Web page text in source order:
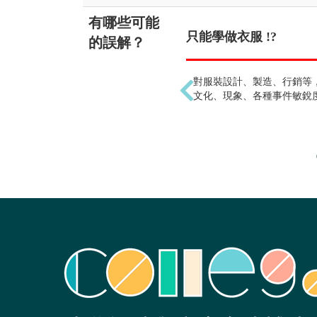
有哪些可能
的誤解？
只能學做衣服 !?
對服裝設計、製造、行銷等
文化、現象、各種事件敏銳